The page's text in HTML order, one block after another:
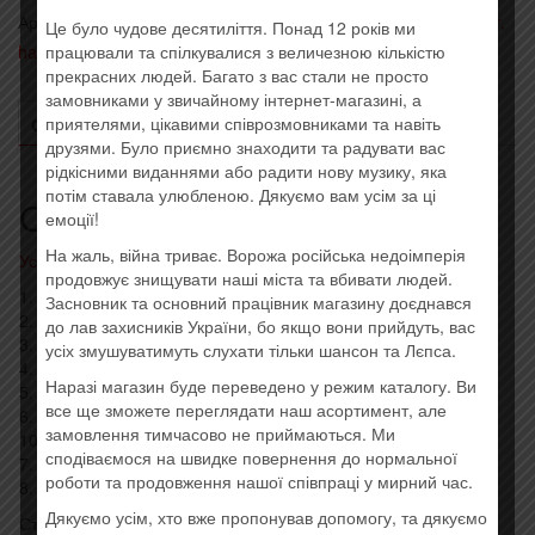
Артикул:RITE 021 Категории:- Heavy metal, metalcore, power,
hard rock,Последние поступления
ОПИСАНИЕ ОТЗЫВЫ (0)
Описание
Усі товари: 1914 / Minenwerfer
1. Minenwerfer – First Battle Of The Masurian Lakes – 4:56
2. Minenwerfer – Battle Of Bolimów (Weisskreuz) – 4:56
3. Minenwerfer – Iron Cross (Ostfront 1915 Version) – 2:46
4. Minenwerfer – Second Battle Of The Masurian Lakes – 8:57
5. 1914 – An Meine Völker! – 1:31
6. 1914 – Karpathenschlacht (Dezember 1914 – März 1915) –
10:54
7. 1914 – 8 × 50 Mm. Repetiergewehr M.95 – 7:39
8. 1914 – Gas Mask (Eastern Front Rmx) – 3:09
Стиль: Black Metal, Death Metal, Doom Metal
Це було чудове десятиліття. Понад 12 років ми
працювали та спілкувалися з величезною кількістю
прекрасних людей. Багато з вас стали не просто
замовниками у звичайному інтернет-магазині, а
приятелями, цікавими співрозмовниками та навіть
друзями. Було приємно знаходити та радувати вас
рідкісними виданнями або радити нову музику, яка
потім ставала улюбленою. Дякуємо вам усім за ці
емоції!
На жаль, війна триває. Ворожа російська недоімперія
продовжує знищувати наші міста та вбивати людей.
Засновник та основний працівник магазину доєднався
до лав захисників України, бо якщо вони прийдуть, вас
усіх змушуватимуть слухати тільки шансон та Лєпса.
Наразі магазин буде переведено у режим каталогу. Ви
все ще зможете переглядати наш асортимент, але
замовлення тимчасово не приймаються. Ми
сподіваємося на швидке повернення до нормальної
роботи та продовження нашої співпраці у мирний час.
Дякуємо усім, хто вже пропонував допомогу, та дякуємо